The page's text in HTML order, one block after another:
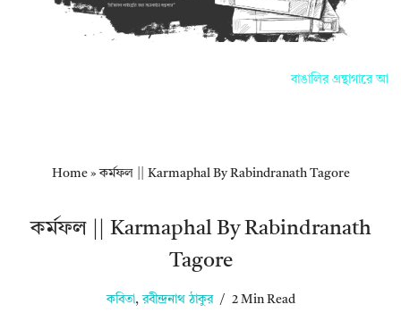
বাঙালির গ্রন্থাগারে
Home»কর্মফল || Karmaphal By Rabindranath Tagore
কর্মফল || Karmaphal By Rabindranath
Tagore
কবিতা, রবীন্দ্রনাথ ঠাকুর 2 Min Read